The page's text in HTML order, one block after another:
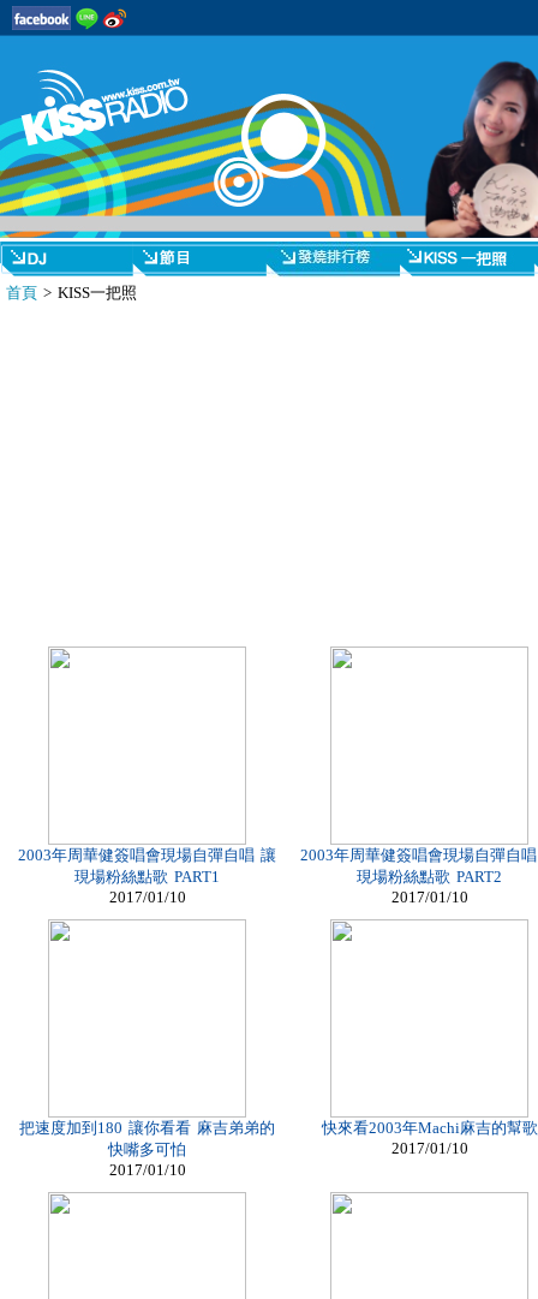
首頁 > KISS一把照
2003年周華健簽唱會現場自彈自唱 讓
現場粉絲點歌 PART1
2017/01/10
2003年周華健簽唱會現場自彈自
現場粉絲點歌 PART2
2017/01/10
把速度加到180 讓你看看 麻吉弟弟的
快嘴多可怕
2017/01/10
快來看2003年Machi麻吉的幫歌
2017/01/10